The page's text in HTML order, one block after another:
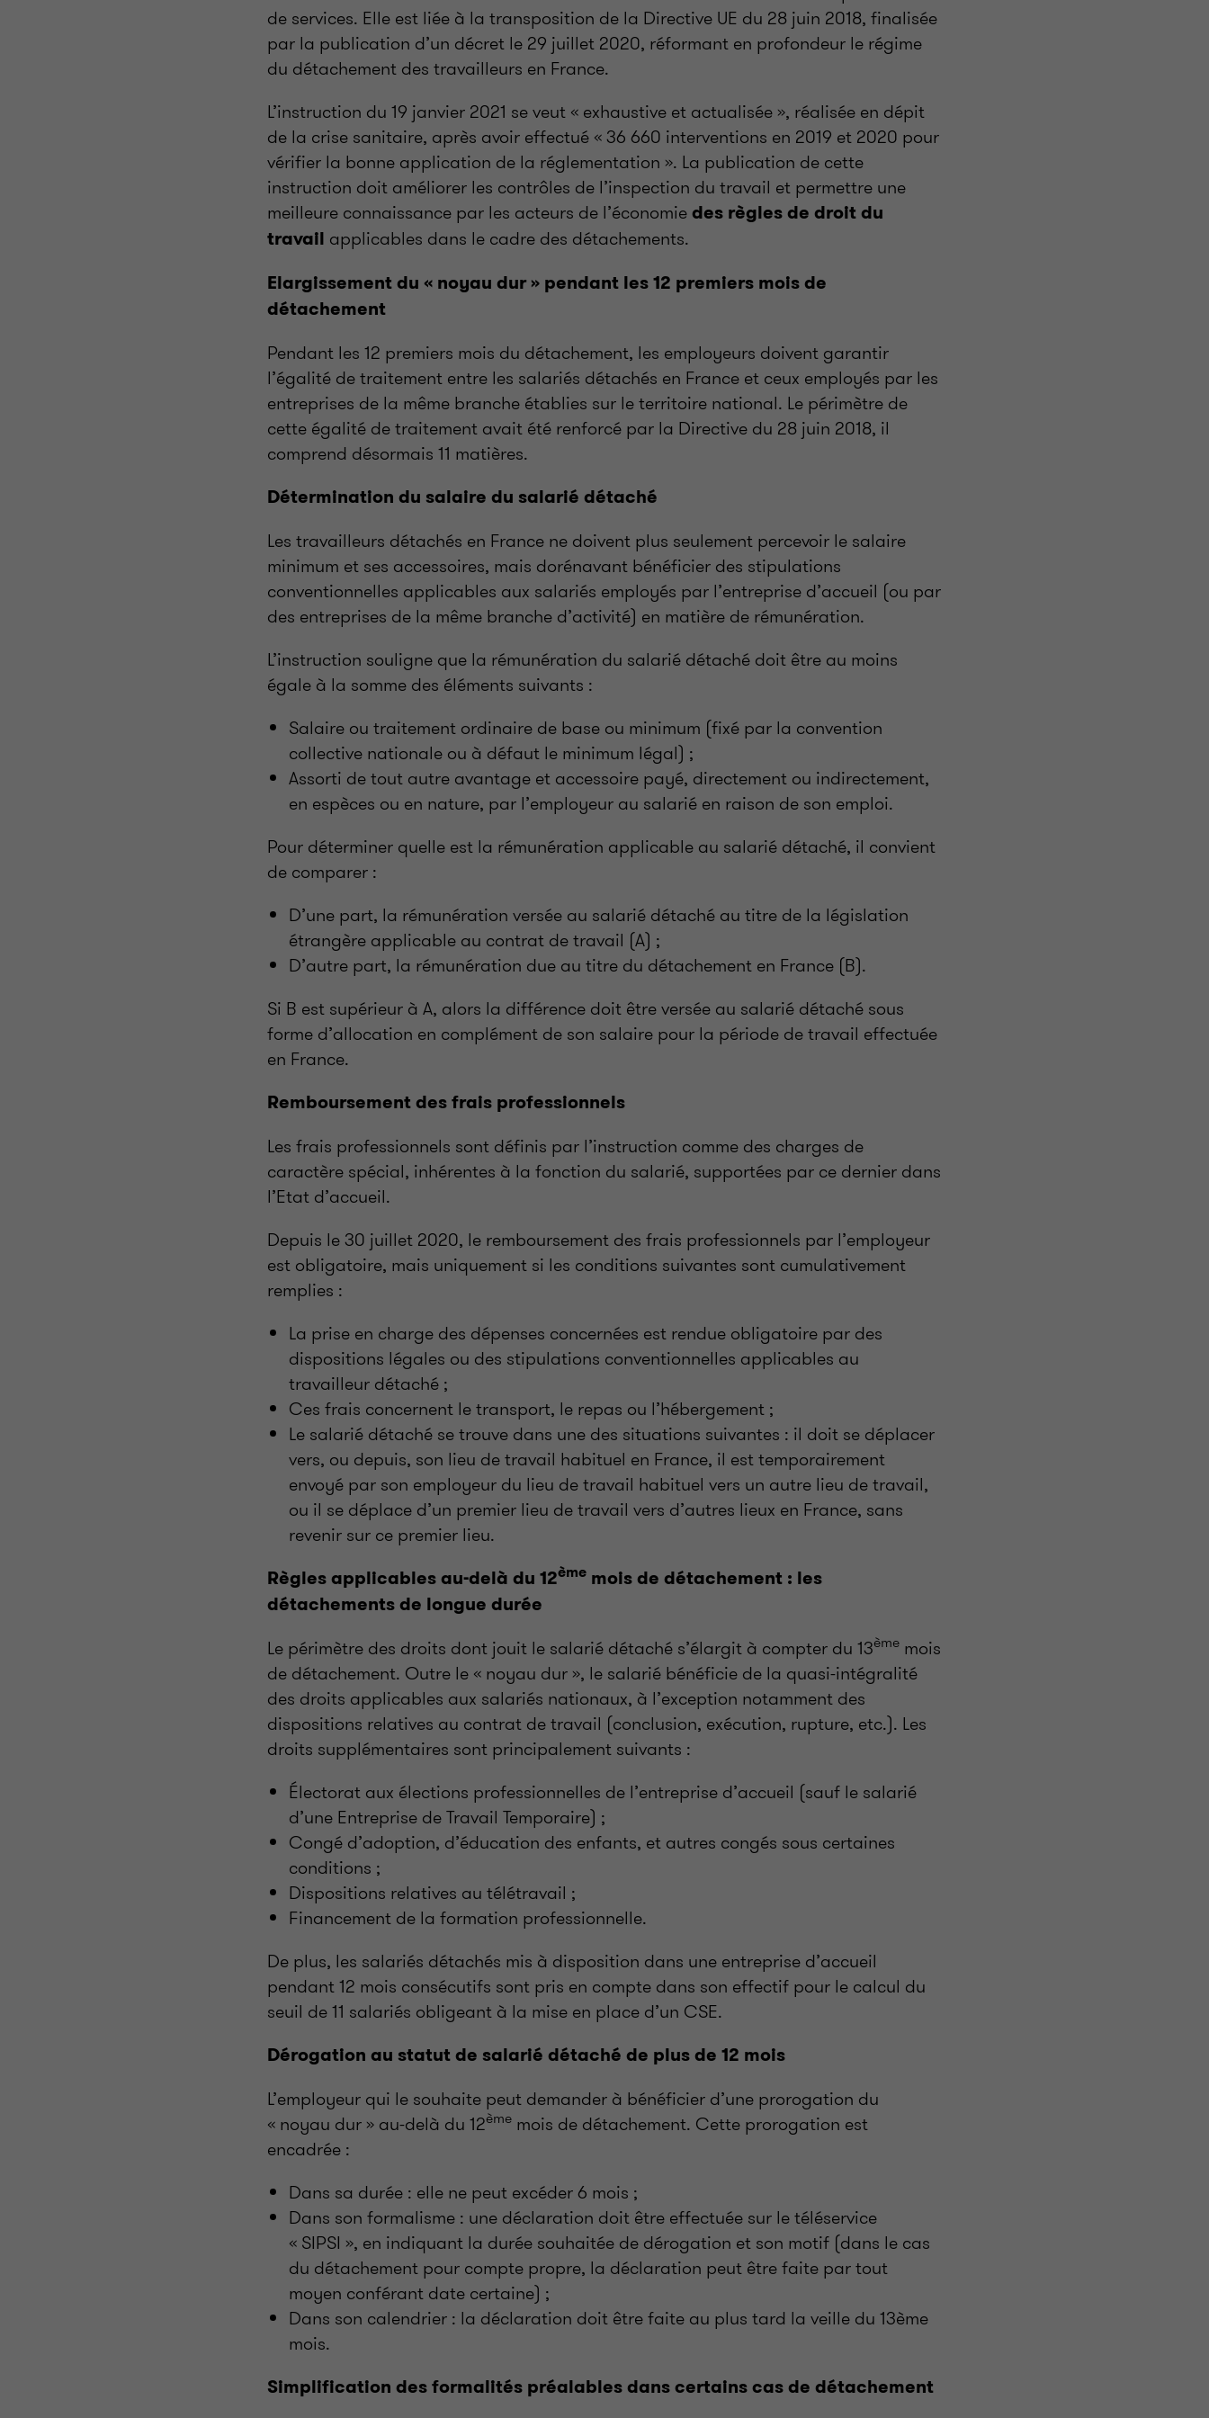
de services. Elle est liée à la transposition de la Directive UE du 28 juin 2018, finalisée
par la publication d’un décret le 29 juillet 2020, réformant en profondeur le régime
du détachement des travailleurs en France.
L’instruction du 19 janvier 2021 se veut « exhaustive et actualisée », réalisée en dépit
de la crise sanitaire, après avoir effectué « 36 660 interventions en 2019 et 2020 pour
vérifier la bonne application de la réglementation ». La publication de cette
instruction doit améliorer les contrôles de l’inspection du travail et permettre une
meilleure connaissance par les acteurs de l’économiedes règles de droit du
travail applicables dans le cadre des détachements.
Elargissement du « noyau dur » pendant les 12 premiers mois de
détachement
Pendant les 12 premiers mois du détachement, les employeurs doivent garantir
l’égalité de traitement entre les salariés détachés en France et ceux employés par les
entreprises de la même branche établies sur le territoire national. Le périmètre de
cette égalité de traitement avait été renforcé par la Directive du 28 juin 2018, il
comprend désormais 11 matières.
Détermination du salaire du salarié détaché
Les travailleurs détachés en France ne doivent plus seulement percevoir le salaire
minimum et ses accessoires, mais dorénavant bénéficier des stipulations
conventionnelles applicables aux salariés employés par l’entreprise d’accueil (ou par
des entreprises de la même branche d’activité) en matière de rémunération.
L’instruction souligne que la rémunération du salarié détaché doit être au moins
égale à la somme des éléments suivants :
Salaire ou traitement ordinaire de base ou minimum (fixé par la convention
collective nationale ou à défaut le minimum légal) ;
Assorti de tout autre avantage et accessoire payé, directement ou indirectement,
en espèces ou en nature, par l’employeur au salarié en raison de son emploi.
Pour déterminer quelle est la rémunération applicable au salarié détaché, il convient
de comparer :
D’une part, la rémunération versée au salarié détaché au titre de la législation
étrangère applicable au contrat de travail (A) ;
D’autre part, la rémunération due au titre du détachement en France (B).
Si B est supérieur à A, alors la différence doit être versée au salarié détaché sous
forme d’allocation en complément de son salaire pour la période de travail effectuée
en France.
Remboursement des frais professionnels
Les frais professionnels sont définis par l’instruction comme des charges de
caractère spécial, inhérentes à la fonction du salarié, supportées par ce dernier dans
l’Etat d’accueil.
Depuis le 30 juillet 2020, le remboursement des frais professionnels par l’employeur
est obligatoire, mais uniquement si les conditions suivantes sont cumulativement
remplies :
La prise en charge des dépenses concernées est rendue obligatoire par des
dispositions légales ou des stipulations conventionnelles applicables au
travailleur détaché ;
Ces frais concernent le transport, le repas ou l’hébergement ;
Le salarié détaché se trouve dans une des situations suivantes : il doit se déplacer
vers, ou depuis, son lieu de travail habituel en France, il est temporairement
envoyé par son employeur du lieu de travail habituel vers un autre lieu de travail,
ou il se déplace d’un premier lieu de travail vers d’autres lieux en France, sans
revenir sur ce premier lieu.
Règles applicables au-delà du 12ème mois de détachement : les
détachements de longue durée
Le périmètre des droits dont jouit le salarié détaché s’élargit à compter du 13ème mois
de détachement. Outre le « noyau dur », le salarié bénéficie de la quasi-intégralité
des droits applicables aux salariés nationaux, à l’exception notamment des
dispositions relatives au contrat de travail (conclusion, exécution, rupture, etc.). Les
droits supplémentaires sont principalement suivants :
Électorat aux élections professionnelles de l’entreprise d’accueil (sauf le salarié
d’une Entreprise de Travail Temporaire) ;
Congé d’adoption, d’éducation des enfants, et autres congés sous certaines
conditions ;
Dispositions relatives au télétravail ;
Financement de la formation professionnelle.
De plus, les salariés détachés mis à disposition dans une entreprise d’accueil
pendant 12 mois consécutifs sont pris en compte dans son effectif pour le calcul du
seuil de 11 salariés obligeant à la mise en place d’un CSE.
Dérogation au statut de salarié détaché de plus de 12 mois
L’employeur qui le souhaite peut demander à bénéficier d’une prorogation du
« noyau dur » au-delà du 12ème mois de détachement. Cette prorogation est
encadrée :
Dans sa durée : elle ne peut excéder 6 mois ;
Dans son formalisme : une déclaration doit être effectuée sur le téléservice
« SIPSI », en indiquant la durée souhaitée de dérogation et son motif (dans le cas
du détachement pour compte propre, la déclaration peut être faite par tout
moyen conférant date certaine) ;
Dans son calendrier : la déclaration doit être faite au plus tard la veille du 13ème
mois.
Simplification des formalités préalables dans certains cas de détachement